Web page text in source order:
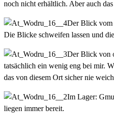
noch nicht erhältlich. Aber auch
Der Blick vom
Die Blicke schweifen lassen und
Der Blick von
tatsächlich ein wenig eng bei mir.
das von diesem Ort sicher nie
Im Lager:
liegen immer bereit.